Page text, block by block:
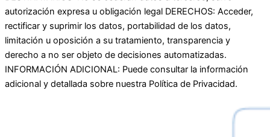
autorización expresa u obligación legal DERECHOS: Acceder,
rectificar y suprimir los datos, portabilidad de los datos,
limitación u oposición a su tratamiento, transparencia y
derecho a no ser objeto de decisiones automatizadas.
INFORMACIÓN ADICIONAL: Puede consultar la información
adicional y detallada sobre nuestra Política de Privacidad.